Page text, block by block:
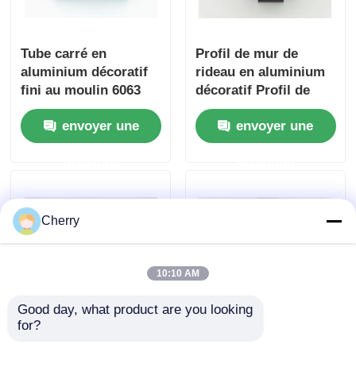
Tube carré en
aluminium décoratif
fini au moulin 6063
6061, Tube
rectangulaire en
aluminium
envoyer une
Profil de mur de
rideau en aluminium
décoratif Profil de
tube carré en
aluminium extrudé
rectangulaire
envoyer une
Tubes carrés en
Cherry
10:10 AM
Good day, what product are you looking
for?